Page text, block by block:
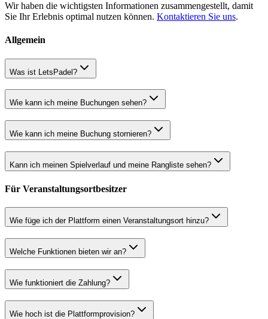
Wir haben die wichtigsten Informationen zusammengestellt, damit
Sie Ihr Erlebnis optimal nutzen können. Kontaktieren Sie uns.
Allgemein
Was ist LetsPadel?
Wie kann ich meine Buchungen sehen?
Wie kann ich meine Buchung stornieren?
Kann ich meinen Spielverlauf und meine Rangliste sehen?
Für Veranstaltungsortbesitzer
Wie füge ich der Plattform einen Veranstaltungsort hinzu?
Welche Funktionen bieten wir an?
Wie funktioniert die Zahlung?
Wie hoch ist die Plattformprovision?